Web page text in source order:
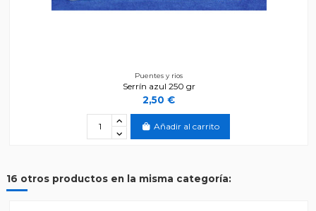
Puentes y rios
Serrín azul 250 gr
2,50 €
Añadir al carrito
16 otros productos en la misma categoría: